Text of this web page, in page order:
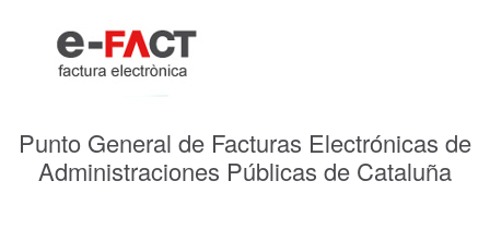
Punto General de Facturas Electrónicas de
Administraciones Públicas de Cataluña